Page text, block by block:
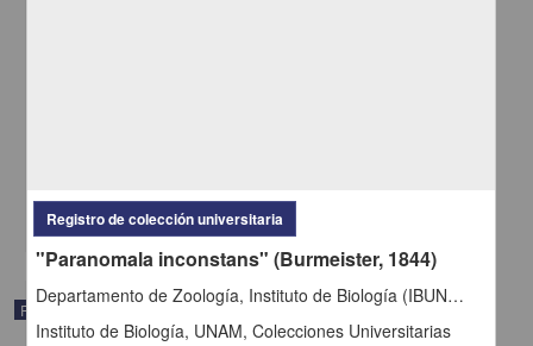
Registro de colección universitaria
Registro de colección universitaria
"Paranomala inconstans" (Burmeister, 1844)
Departamento de Zoología, Instituto de Biología (IBUNAM)
Instituto de Biología, UNAM, Colecciones Universitarias